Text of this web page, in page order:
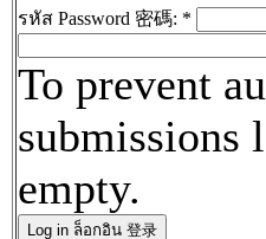
รหัส Password 密碼: *
To prevent
submissions
empty.